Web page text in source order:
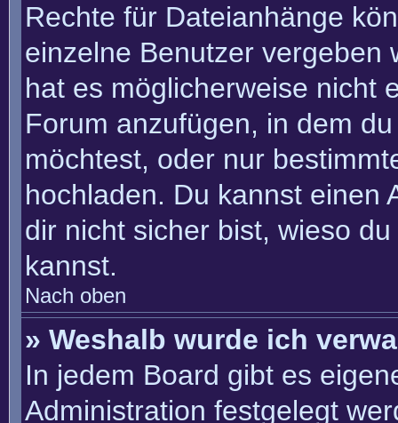
Rechte für Dateianhänge
einzelne Benutzer vergeben
hat es möglicherweise nicht
Forum anzufügen, in dem
möchtest, oder nur
hochladen. Du kannst einen
dir nicht sicher bist, wieso
kannst.
Nach oben
» Weshalb wurde ich
In jedem Board gibt es
Administration festgelegt